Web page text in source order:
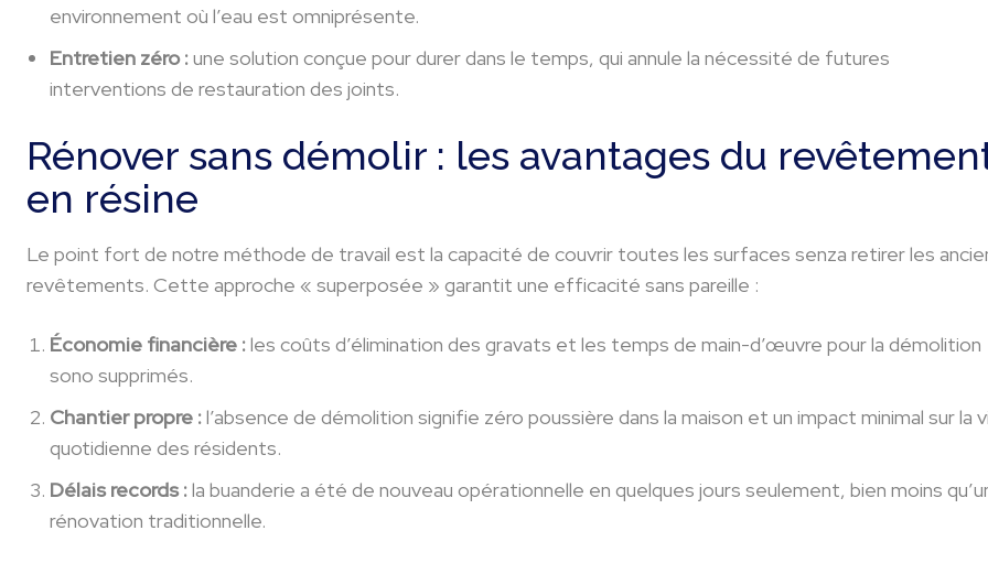
environnement où l’eau est omniprésente.
Entretien zéro :une solution conçue pour durer dans le temps, qui annule la nécessité de futures
interventions de restauration des joints.
Rénover sans démolir : les avantages du
en résine
Le point fort de notre méthode de travail est la capacité de couvrir toutes les surfaces senza retirer les
revêtements. Cette approche « superposée » garantit une efficacité sans pareille :
Économie financière :les coûts d’élimination des gravats et les temps de main-d’œuvre pour la démolition
sono supprimés.
Chantier propre :l’absence de démolition signifie zéro poussière dans la maison et un impact minimal sur la
quotidienne des résidents.
Délais records :la buanderie a été de nouveau opérationnelle en quelques jours seulement, bien moins
rénovation traditionnelle.